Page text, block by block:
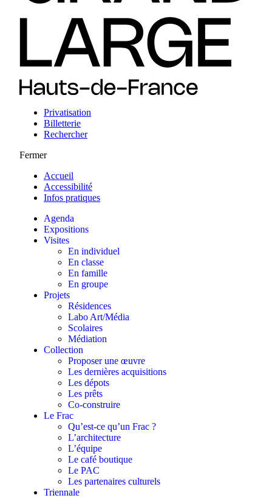
Privatisation
Billetterie
Rechercher
Fermer
Accueil
Accessibilité
Infos pratiques
Agenda
Expositions
Visites
En individuel
En classe
En famille
En groupe
Projets
Résidences
Labo Art/Média
Scolaires
Médiation
Collection
Proposer une œuvre
Les dernières acquisitions
Les dépots
Les prêts
Co-construire
Le Frac
Qu’est-ce qu’un Frac ?
L’architecture
L’équipe
Le café boutique
Le PAC
Les partenaires culturels
Triennale